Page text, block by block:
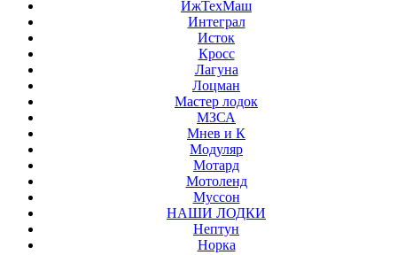
ИжТехМаш
Интеграл
Исток
Кросс
Лагуна
Лоцман
Мастер лодок
МЗСА
Мнев и К
Модуляр
Мотард
Мотоленд
Муссон
НАШИ ЛОДКИ
Нептун
Норка